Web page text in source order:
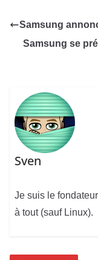
Samsung
Samsung se
Sven
Je suis le
à tout (sauf Linux).